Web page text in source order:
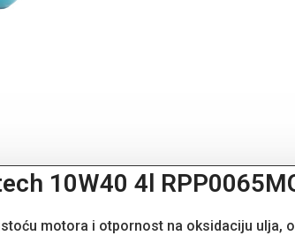
10W40 4l
motora i otpornost na oksidaciju ulja,